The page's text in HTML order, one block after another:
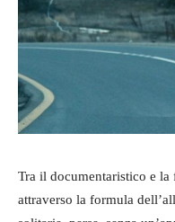
Tra il documentaristico e
attraverso la formula